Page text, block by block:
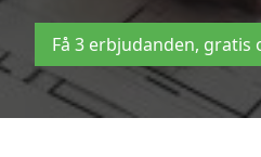
Få 3 erbjudanden,